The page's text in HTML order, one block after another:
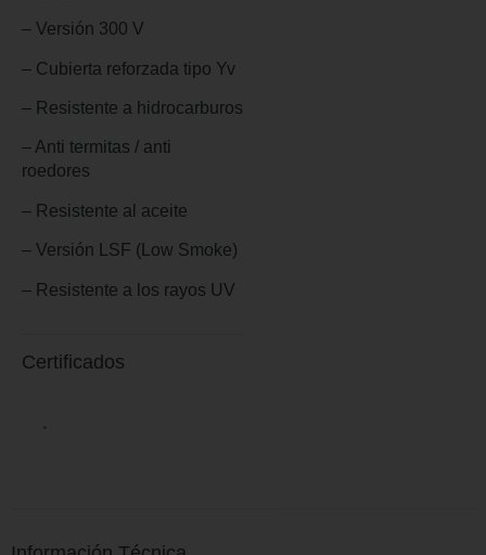
– Versión 300 V
– Cubierta reforzada tipo Yv
– Resistente a hidrocarburos
– Anti termitas / anti
roedores
– Resistente al aceite
– Versión LSF (Low Smoke)
– Resistente a los rayos UV
Certificados